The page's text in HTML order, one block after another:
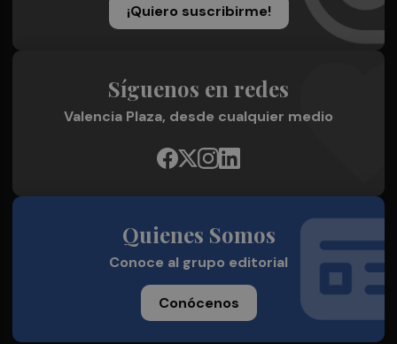
¡Quiero suscribirme!
Síguenos en redes
Valencia Plaza, desde cualquier medio
Quienes Somos
Conoce al grupo editorial
Conócenos